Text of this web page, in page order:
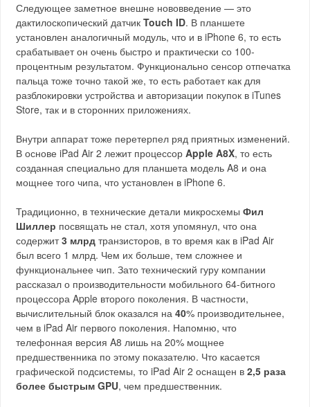
Следующее заметное внешне нововведение — это
дактилоскопический датчикTouch ID. В планшете
установлен аналогичный модуль, что и в iPhone 6, то есть
срабатывает он очень быстро и практически со 100-
процентным результатом. Функционально сенсор отпечатка
пальца тоже точно такой же, то есть работает как для
разблокировки устройства и авторизации покупок в iTunes
Store, так и в сторонних приложениях.
Внутри аппарат тоже перетерпел ряд приятных изменений.
В основе iPad Air 2 лежит процессорApple A8X, то есть
созданная специально для планшета модель A8 и она
мощнее того чипа, что установлен в iPhone 6.
Традиционно, в технические детали микросхемыФил
Шиллер посвящать не стал, хотя упомянул, что она
содержит3 млрд транзисторов, в то время как в iPad Air
был всего 1 млрд. Чем их больше, тем сложнее и
функциональнее чип. Зато технический гуру компании
рассказал о производительности мобильного 64-битного
процессора Apple второго поколения. В частности,
вычислительный блок оказался на40% производительнее,
чем в iPad Air первого поколения. Напомню, что
телефонная версия A8 лишь на 20% мощнее
предшественника по этому показателю. Что касается
графической подсистемы, то iPad Air 2 оснащен в2,5 раза
более быстрым GPU, чем предшественник.